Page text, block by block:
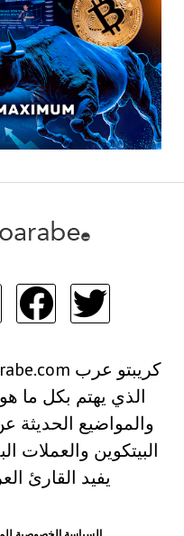
الذي يهتم بكل ما
والمواضيع الحديثة
البيتكوين والعملات
يفيد القارئ